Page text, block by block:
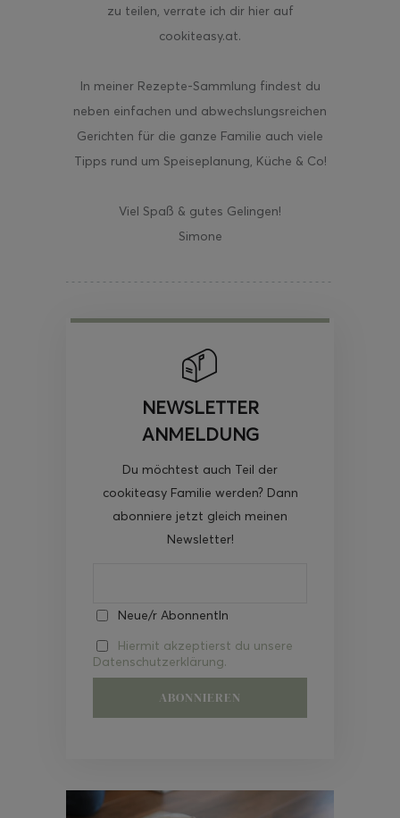
zu teilen, verrate ich dir hier auf
cookiteasy.at.
In meiner Rezepte-Sammlung findest du
neben einfachen und abwechslungsreichen
Gerichten für die ganze Familie auch viele
Tipps rund um Speiseplanung, Küche & Co!
Viel Spaß & gutes Gelingen!
Simone
NEWSLETTER
ANMELDUNG
Du möchtest auch Teil der
cookiteasy Familie werden? Dann
abonniere jetzt gleich meinen
Newsletter!
Neue/r AbonnentIn
Hiermit akzeptierst du unsere
Datenschutzerklärung.
Video-